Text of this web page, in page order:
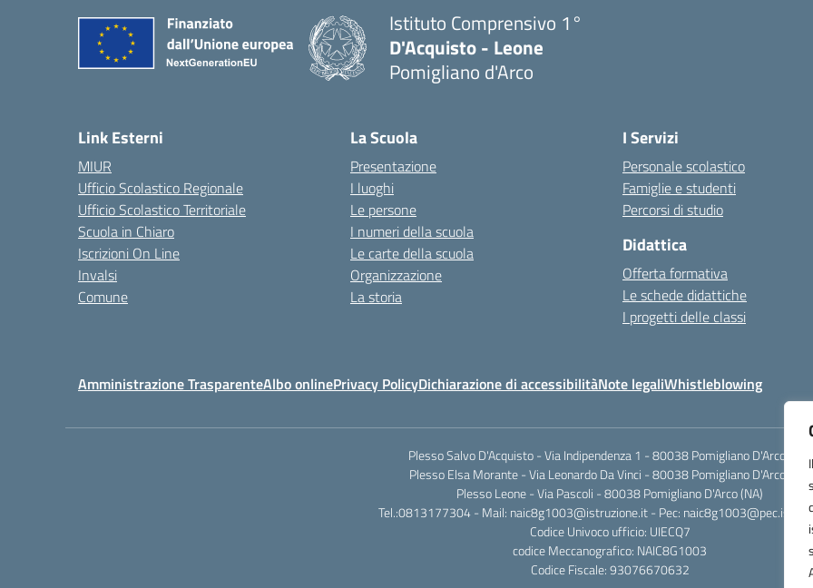
Istituto Comprensivo 1°
D'Acquisto - Leone
Pomigliano d'Arco
Link Esterni
MIUR
Ufficio Scolastico Regionale
Ufficio Scolastico Territoriale
Scuola in Chiaro
Iscrizioni On Line
Invalsi
Comune
La Scuola
Presentazione
I luoghi
Le persone
I numeri della scuola
Le carte della scuola
Organizzazione
La storia
I Servizi
Personale scolastico
Famiglie e studenti
Percorsi di studio
Didattica
Offerta formativa
Le schede didattiche
I progetti delle classi
Amministrazione TrasparenteAlbo onlinePrivacy PolicyDichiarazione di accessibilitàNote legaliWhistleblowing
Plesso Salvo D'Acquisto - Via Indipendenza 1 - 80038 Pomigliano D'Arco (NA)
Plesso Elsa Morante - Via Leonardo Da Vinci - 80038 Pomigliano D'Arco (NA)
Plesso Leone - Via Pascoli - 80038 Pomigliano D'Arco (NA)
Tel.:0813177304 - Mail: naic8g1003@istruzione.it - Pec:
Codice Univoco ufficio: UIECQ7
codice Meccanografico: NAIC8G1003
Codice Fiscale: 93076670632